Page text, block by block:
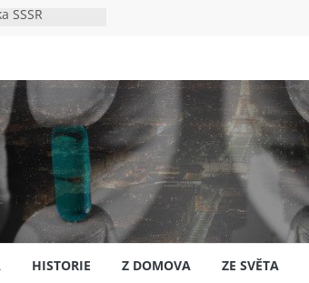
SSSR
HISTORIE Z DOMOVA ZE SVĚTA